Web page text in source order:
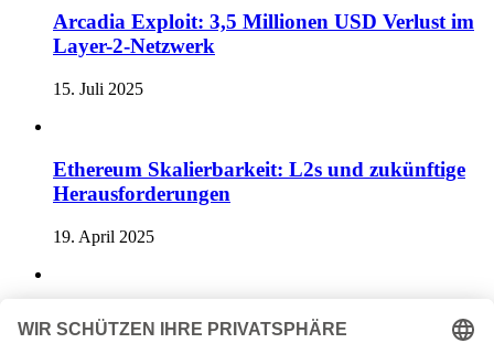
Arcadia Exploit: 3,5 Millionen USD Verlust im
Layer-2-Netzwerk
15. Juli 2025
Ethereum Skalierbarkeit: L2s und zukünftige
Herausforderungen
19. April 2025
Teilweise Zustandslose Knoten: Vitalik Buterins
Vorschlag für Ethereum